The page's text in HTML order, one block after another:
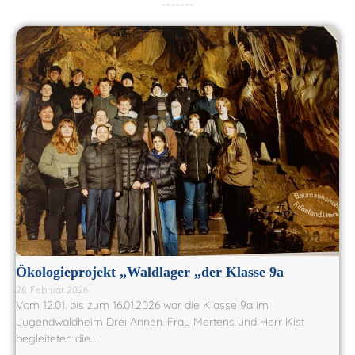
Ökologieprojekt „Waldlager „der Klasse 9a
28. Februar 2026
Vom 12.01. bis zum 16.01.2026 war die Klasse 9a im
Jugendwaldheim Drei Annen. Frau Mertens und Herr Kist
begleiteten die…